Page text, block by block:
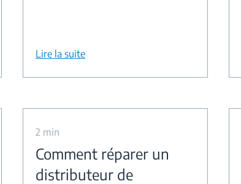
Lire la suite
2 min
Comment réparer un
distributeur de